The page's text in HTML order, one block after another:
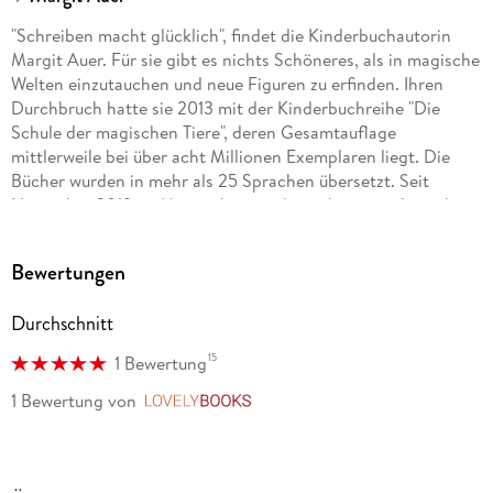
"Schreiben macht glücklich", findet die Kinderbuchautorin
Margit Auer. Für sie gibt es nichts Schöneres, als in magische
Welten einzutauchen und neue Figuren zu erfinden. Ihren
Durchbruch hatte sie 2013 mit der Kinderbuchreihe "Die
Schule der magischen Tiere", deren Gesamtauflage
mittlerweile bei über acht Millionen Exemplaren liegt. Die
Bücher wurden in mehr als 25 Sprachen übersetzt. Seit
November 2019 ist Margit Auer auch wieder journalistisch
sie Erziehungsfragen.
Als freie Foodjournalistin, Lektorin und Autorin kennt sich
Christiane Kührt bestens mit Essen und Trinken aus. Sie
schreibt für Zeitschriften, Agenturen und Verlage - print und
Bewertungen
Durchschnitt
1 Bewertung15
1 Bewertung von